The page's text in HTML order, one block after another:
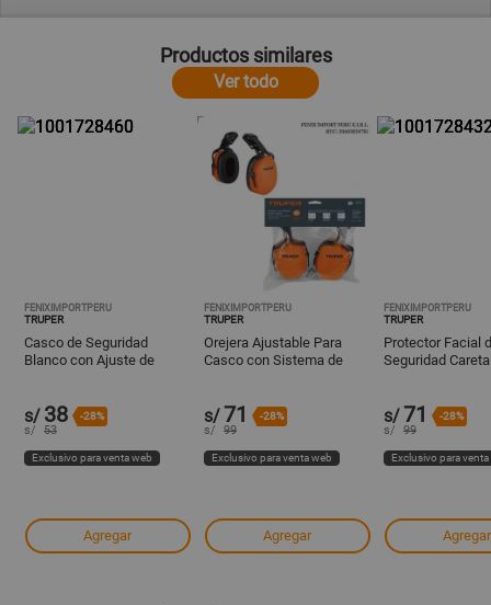
Productos similares
Ver todo
FENIXIMPORTPERU
TRUPER
Casco de Seguridad
Blanco con Ajuste de
s/ 38 -28%
s/ 53
Exclusivo para venta web
Agregar
FENIXIMPORTPERU
TRUPER
Orejera Ajustable Para
Casco con Sistema de
s/71 -28%
s/ 99
Exclusivo para venta web
Agregar
FENIXIMPORTPERU
TRUPER
Protector Facial
Seguridad Careta
s/71 -28%
s/ 99
Exclusivo para
Agregar